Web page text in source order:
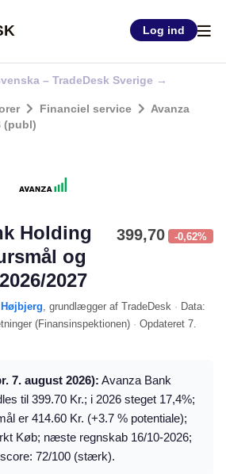
Log ind
– TradeDesk Sverige →
Financiel service
Avanza
(publ)
Holding
og
2027
399,70 -0,62%
, grundlægger af TradeDesk · Data:
(Finansinspektionen) · Opdateret 7.
7. august 2026): Avanza Bank
til 399.70 Kr.; i 2026 steget 17,4%;
er 414.60 Kr. (+3.7 % potentiale);
Køb; næste regnskab 16/10-2026;
72/100 (stærk).